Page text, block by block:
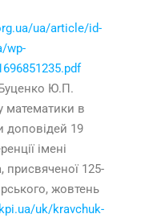
ua/article/id-
wp-
Буценко Ю.П.
математики в
доповідей 19
імені
присвяченої 125-
жовтень
uk/kravchuk-